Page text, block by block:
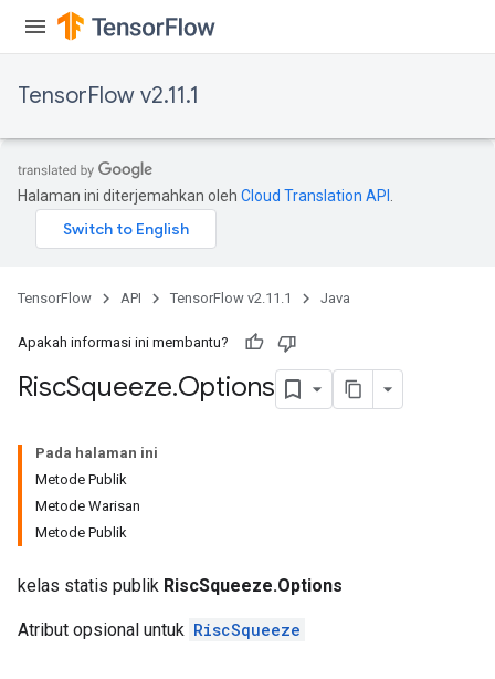
TensorFlow v2.11.1
Halaman ini diterjemahkan oleh Cloud Translation API
TensorFlow API TensorFlow v2.11.1 Java
Apakah informasi ini membantu?
RiscSqueeze.Options
Pada halaman ini
Metode Publik
Metode Warisan
Metode Publik
kelas statis publik RiscSqueeze.Options
Atribut opsional untuk RiscSqueeze